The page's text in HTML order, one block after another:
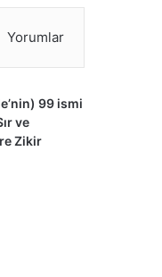
Yorumlar
99 ismi
ve
Zikir